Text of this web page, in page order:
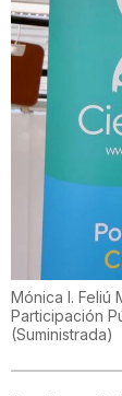
Mónica I. Feliú
Participación
(Suministrada)